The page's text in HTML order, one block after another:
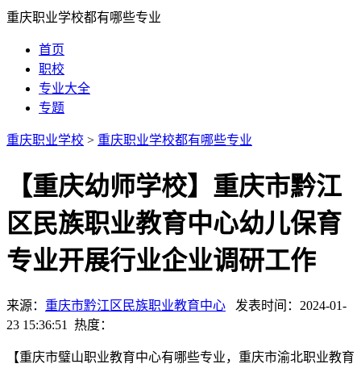
重庆职业学校都有哪些专业
首页
职校
专业大全
专题
重庆职业学校 > 重庆职业学校都有哪些专业
【重庆幼师学校】重庆市黔江
区民族职业教育中心幼儿保育
专业开展行业企业调研工作
来源： 重庆市黔江区民族职业教育中心 发表时间：2024-01-
23 15:36:51 热度：
【重庆市璧山职业教育中心有哪些专业，重庆市渝北职业教育